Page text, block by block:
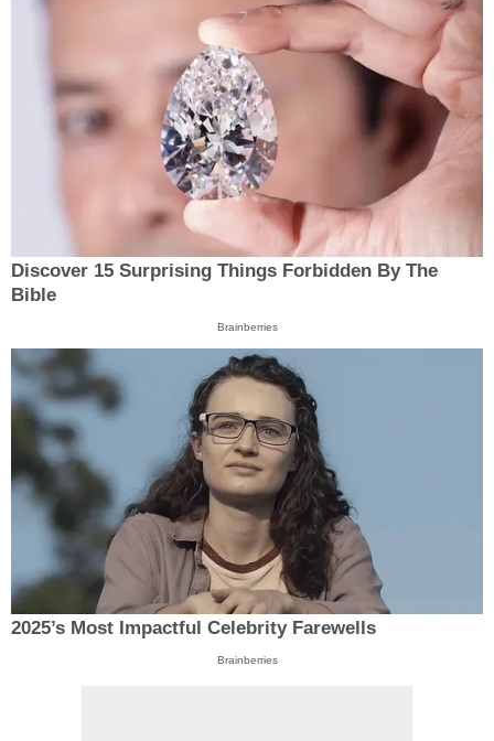
Discover 15 Surprising Things Forbidden By The
Bible
Brainberries
2025’s Most Impactful Celebrity Farewells
Brainberries